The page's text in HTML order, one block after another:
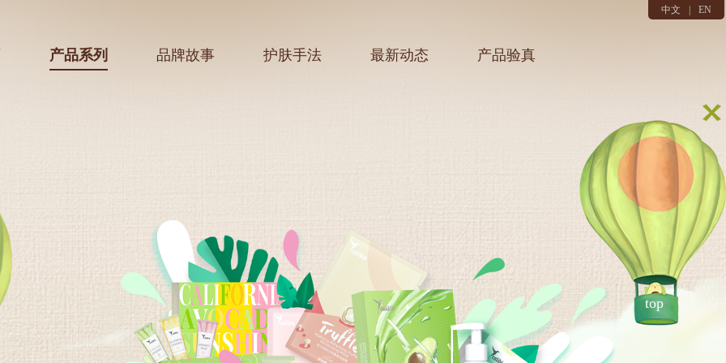
top
产品系列 品牌故事 护肤手法 最新动态 产品验真
中文 EN